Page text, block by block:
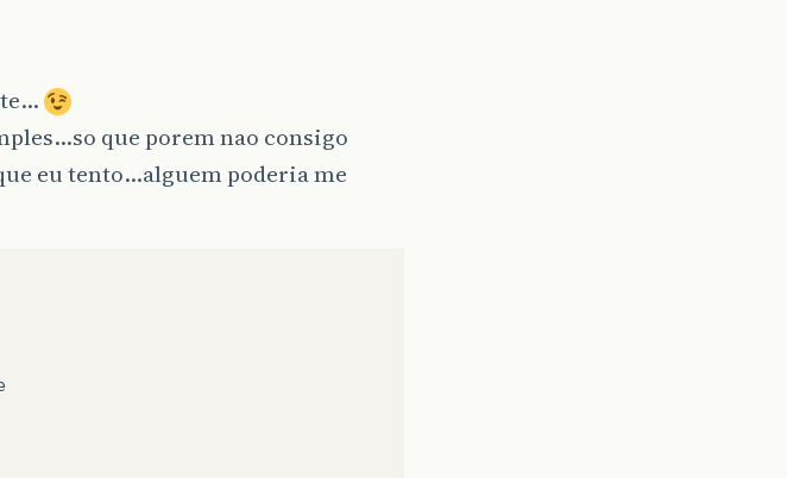
que porem nao consigo
eu tento…alguem poderia me